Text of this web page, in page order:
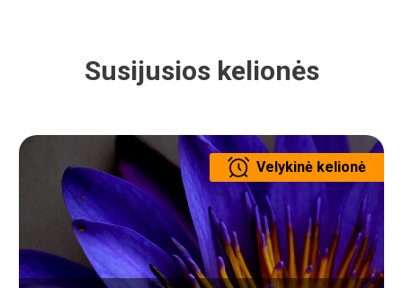
Susijusios kelionės
Velykinė kelionė